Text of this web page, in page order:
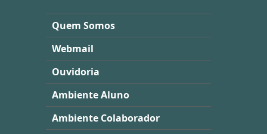
Quem Somos
Webmail
Ouvidoria
Ambiente Aluno
Ambiente Colaborador